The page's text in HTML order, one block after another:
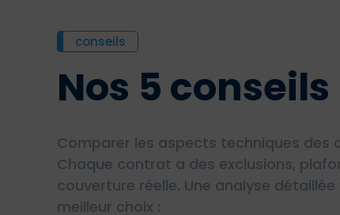
conseils
Nos 5
Comparer les aspects techniques des
Chaque contrat a des exclusions,
couverture réelle. Une analyse
meilleur choix :